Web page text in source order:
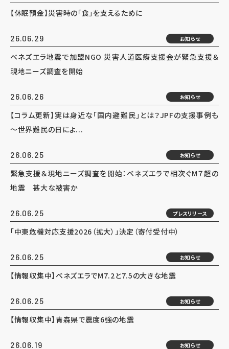
【休眠預金】災害時の「食」を支えるために
26.06.29 お知らせ
ベネズエラ地震で加盟NGO 災害人道医療支援会が緊急支援＆
現地ニーズ調査を開始
26.06.26 お知らせ
【コラム更新】実は身近な「国内避難民」とは？JPFの支援事例も
～世界難民の日によ...
26.06.25 お知らせ
緊急支援＆現地ニーズ調査を開始：ベネズエラで相次ぐM７超の
地震 甚大な被害か
26.06.25 プレスリリース
「中東危機対応支援2026（拡大）」決定（寄付受付中）
26.06.25 お知らせ
【情報収集中】ベネズエラでM7.2と7.5の大きな地震
26.06.25 お知らせ
【情報収集中】青森県で震度6強の地震
26.06.19 お知らせ